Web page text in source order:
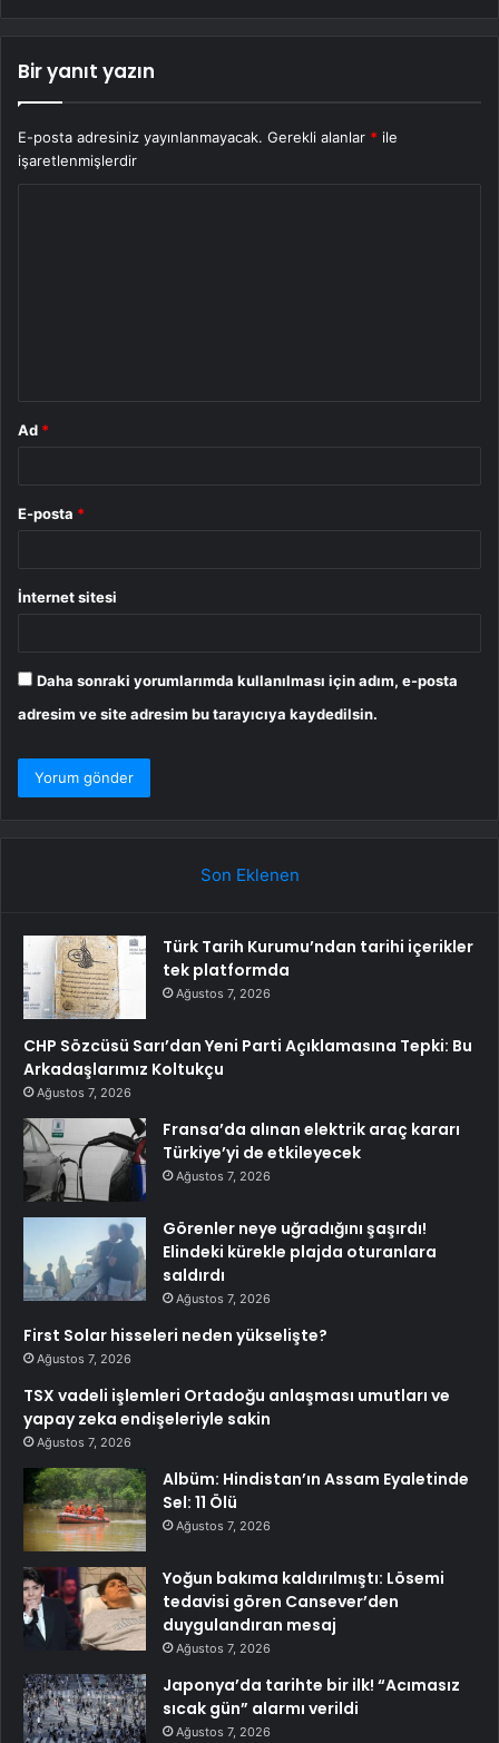
Bir yanıt yazın
E-posta adresiniz yayınlanmayacak. Gerekli alanlar * ile
işaretlenmişlerdir
Ad *
E-posta *
İnternet sitesi
Daha sonraki yorumlarımda kullanılması için adım, e-posta
adresim ve site adresim bu tarayıcıya kaydedilsin.
Son Eklenen
Türk Tarih Kurumu’ndan tarihi içerikler
tek platformda
Ağustos 7, 2026
CHP Sözcüsü Sarı’dan Yeni Parti Açıklamasına Tepki: Bu
Arkadaşlarımız Koltukçu
Ağustos 7, 2026
Fransa’da alınan elektrik araç kararı
Türkiye’yi de etkileyecek
Ağustos 7, 2026
Görenler neye uğradığını şaşırdı!
Elindeki kürekle plajda oturanlara
saldırdı
Ağustos 7, 2026
First Solar hisseleri neden yükselişte?
Ağustos 7, 2026
TSX vadeli işlemleri Ortadoğu anlaşması umutları ve
yapay zeka endişeleriyle sakin
Ağustos 7, 2026
Albüm: Hindistan’ın Assam Eyaletinde
Sel: 11 Ölü
Ağustos 7, 2026
Yoğun bakıma kaldırılmıştı: Lösemi
tedavisi gören Cansever’den
duygulandıran mesaj
Ağustos 7, 2026
Japonya’da tarihte bir ilk! “Acımasız
sıcak gün” alarmı verildi
Ağustos 7, 2026